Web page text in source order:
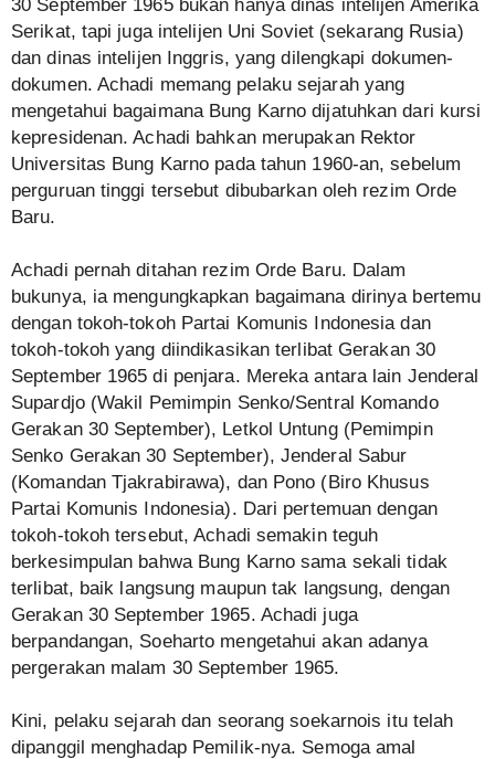
30 September 1965 bukan hanya dinas intelijen Amerika
Serikat, tapi juga intelijen Uni Soviet (sekarang Rusia)
dan dinas intelijen Inggris, yang dilengkapi dokumen-
dokumen. Achadi memang pelaku sejarah yang
mengetahui bagaimana Bung Karno dijatuhkan dari kursi
kepresidenan. Achadi bahkan merupakan Rektor
Universitas Bung Karno pada tahun 1960-an, sebelum
perguruan tinggi tersebut dibubarkan oleh rezim Orde
Baru.
Achadi pernah ditahan rezim Orde Baru. Dalam
bukunya, ia mengungkapkan bagaimana dirinya bertemu
dengan tokoh-tokoh Partai Komunis Indonesia dan
tokoh-tokoh yang diindikasikan terlibat Gerakan 30
September 1965 di penjara. Mereka antara lain Jenderal
Supardjo (Wakil Pemimpin Senko/Sentral Komando
Gerakan 30 September), Letkol Untung (Pemimpin
Senko Gerakan 30 September), Jenderal Sabur
(Komandan Tjakrabirawa), dan Pono (Biro Khusus
Partai Komunis Indonesia). Dari pertemuan dengan
tokoh-tokoh tersebut, Achadi semakin teguh
berkesimpulan bahwa Bung Karno sama sekali tidak
terlibat, baik langsung maupun tak langsung, dengan
Gerakan 30 September 1965. Achadi juga
berpandangan, Soeharto mengetahui akan adanya
pergerakan malam 30 September 1965.
Kini, pelaku sejarah dan seorang soekarnois itu telah
dipanggil menghadap Pemilik-nya. Semoga amal